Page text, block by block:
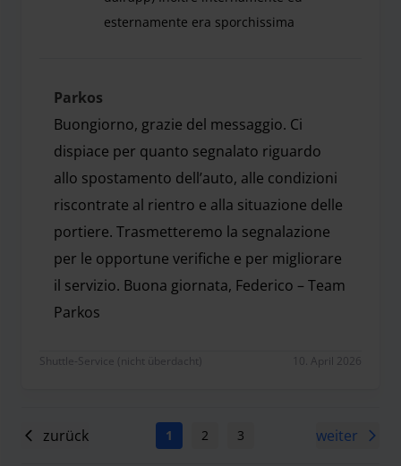
esternamente era sporchissima
Parkos
Buongiorno, grazie del messaggio. Ci
dispiace per quanto segnalato riguardo
allo spostamento dell’auto, alle condizioni
riscontrate al rientro e alla situazione delle
portiere. Trasmetteremo la segnalazione
per le opportune verifiche e per migliorare
il servizio. Buona giornata, Federico – Team
Parkos
Shuttle-Service (nicht überdacht) 10. April 2026
zurück 1 2 3 6
weiter